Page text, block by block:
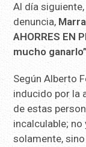
Al día
denuncia,
AHORRES EN
mucho
Según Alberto
inducido por la
de estas
incalculable;
solamente,